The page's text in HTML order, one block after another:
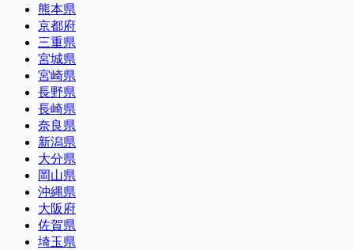
熊本県
京都府
三重県
宮城県
宮崎県
長野県
長崎県
奈良県
新潟県
大分県
岡山県
沖縄県
大阪府
佐賀県
埼玉県